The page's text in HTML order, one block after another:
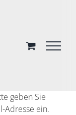
geben Sie
Adresse ein.